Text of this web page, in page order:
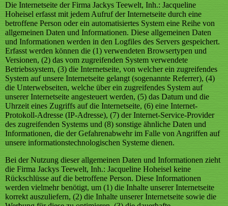
Die Internetseite der Firma Jackys Teewelt, Inh.: Jacqueline
Hoheisel erfasst mit jedem Aufruf der Internetseite durch eine
betroffene Person oder ein automatisiertes System eine Reihe von
allgemeinen Daten und Informationen. Diese allgemeinen Daten
und Informationen werden in den Logfiles des Servers gespeichert.
Erfasst werden können die (1) verwendeten Browsertypen und
Versionen, (2) das vom zugreifenden System verwendete
Betriebssystem, (3) die Internetseite, von welcher ein zugreifendes
System auf unsere Internetseite gelangt (sogenannte Referrer), (4)
die Unterwebseiten, welche über ein zugreifendes System auf
unserer Internetseite angesteuert werden, (5) das Datum und die
Uhrzeit eines Zugriffs auf die Internetseite, (6) eine Internet-
Protokoll-Adresse (IP-Adresse), (7) der Internet-Service-Provider
des zugreifenden Systems und (8) sonstige ähnliche Daten und
Informationen, die der Gefahrenabwehr im Falle von Angriffen auf
unsere informationstechnologischen Systeme dienen.
Bei der Nutzung dieser allgemeinen Daten und Informationen zieht
die Firma Jackys Teewelt, Inh.: Jacqueline Hoheisel keine
Rückschlüsse auf die betroffene Person. Diese Informationen
werden vielmehr benötigt, um (1) die Inhalte unserer Internetseite
korrekt auszuliefern, (2) die Inhalte unserer Internetseite sowie die